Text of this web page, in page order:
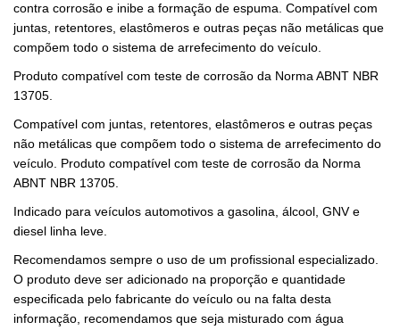
contra corrosão e inibe a formação de espuma. Compatível com
juntas, retentores, elastômeros e outras peças não metálicas que
compõem todo o sistema de arrefecimento do veículo.
Produto compatível com teste de corrosão da Norma ABNT NBR
13705.
Compatível com juntas, retentores, elastômeros e outras peças
não metálicas que compõem todo o sistema de arrefecimento do
veículo. Produto compatível com teste de corrosão da Norma
ABNT NBR 13705.
Indicado para veículos automotivos a gasolina, álcool, GNV e
diesel linha leve.
Recomendamos sempre o uso de um profissional especializado.
O produto deve ser adicionado na proporção e quantidade
especificada pelo fabricante do veículo ou na falta desta
informação, recomendamos que seja misturado com água